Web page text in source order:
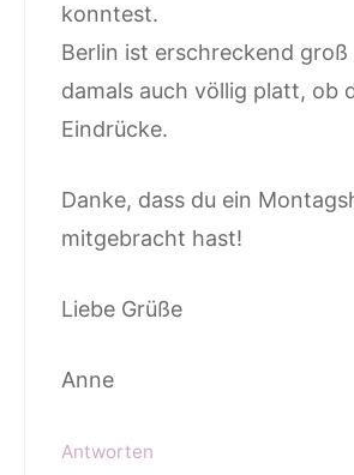
konntest.
Berlin ist erschreckend
damals auch völlig platt, ob
Eindrücke.
Danke, dass du ein
mitgebracht hast!
Liebe Grüße
Anne
Antworten